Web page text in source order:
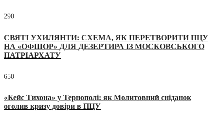
290
СВЯТІ УХИЛЯНТИ: СХЕМА, ЯК ПЕРЕТВОРИТИ ПЦУ
НА «ОФШОР» ДЛЯ ДЕЗЕРТИРА ІЗ МОСКОВСЬКОГО
ПАТРІАРХАТУ
650
«Кейс Тихона» у Тернополі: як Молитовний сніданок
оголив кризу довіри в ПЦУ